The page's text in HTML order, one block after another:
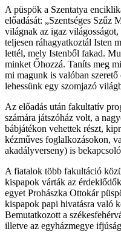
A püspök a Szentatya
előadását: „Szentséges Szűz
világnak az igaz
teljesen ráhagyatkoztál Isten
lettél, mely Istenből fakad.
minket Őhozzá. Taníts meg
mi magunk is valóban
lehessünk egy szomjazó
Az előadás után fakultatív
számára játszóház volt, a
bábjátékon vehettek részt,
kézműves foglalkozásokon,
akadályverseny) is
A fiatalok több fakultáció
kispapok várták az
egyet Prohászka Ottokár
kispapok papi hivatásra való
Bemutatkozott a
illetve az egyházmegye